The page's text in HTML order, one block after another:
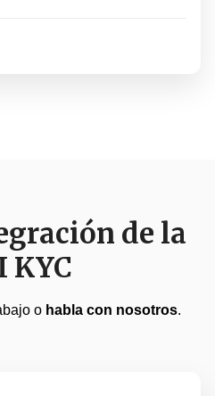
de la
KYC
o habla con nosotros.